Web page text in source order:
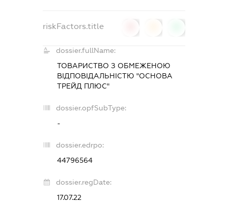
riskFactors.title
dossier.fullName:
ТОВАРИСТВО З ОБМЕЖЕНОЮ
ВІДПОВІДАЛЬНІСТЮ "ОСНОВА
ТРЕЙД ПЛЮС"
dossier.opfSubType:
-
dossier.edrpo:
44796564
dossier.regDate:
17.07.22